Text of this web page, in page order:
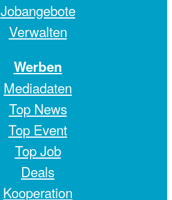
Jobangebote
Verwalten
Werben
Mediadaten
Top News
Top Event
Top Job
Deals
Kooperation